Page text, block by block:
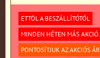
ETTÖL A BESZÁLLÍTÓTÓL
MINDEN HÉTEN MÁS
PONTOSÍTJUK AZ AKCIÓS